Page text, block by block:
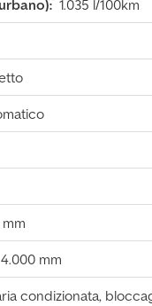
1.035 l/100km
mm
4.000 mm
condizionata,